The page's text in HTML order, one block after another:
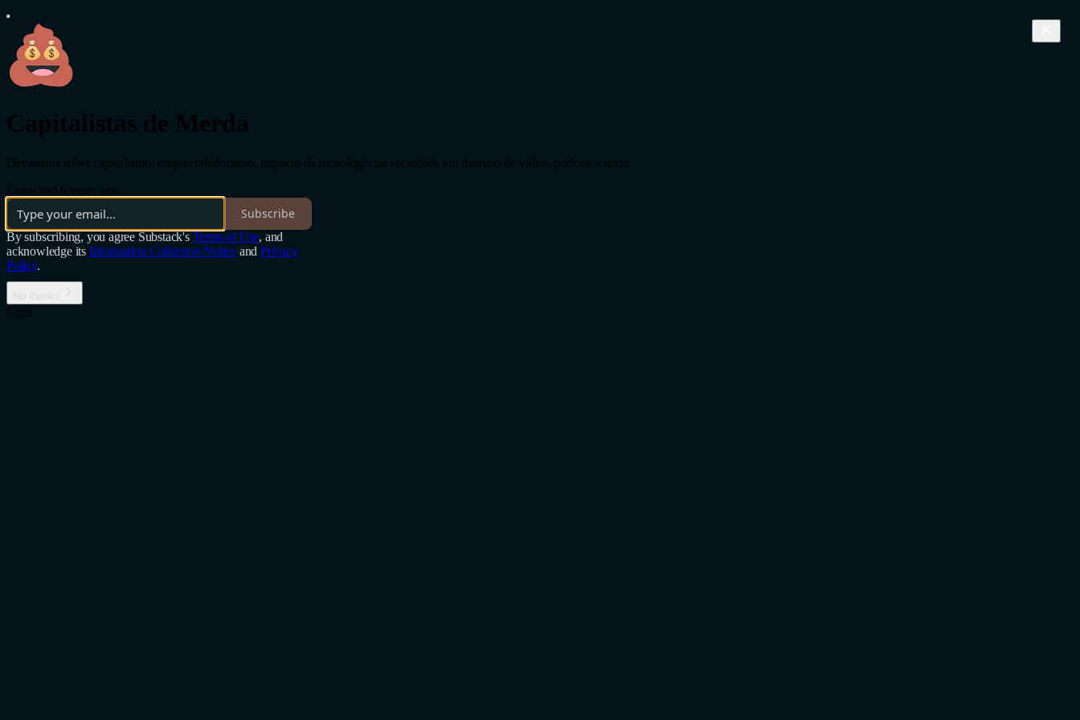
Capitalistas de Merda
Devaneios sobre capitalismo, empreendedorismo, impacto da tecnologia na sociedade em formato de vídeo, podcast e texto
Launched 6 years ago
Subscribe
By subscribing, you agree Substack's Terms of Use, and
acknowledge its Information Collection Notice and Privacy
Policy.
Error